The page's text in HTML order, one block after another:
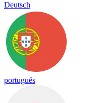
Deutsch
português